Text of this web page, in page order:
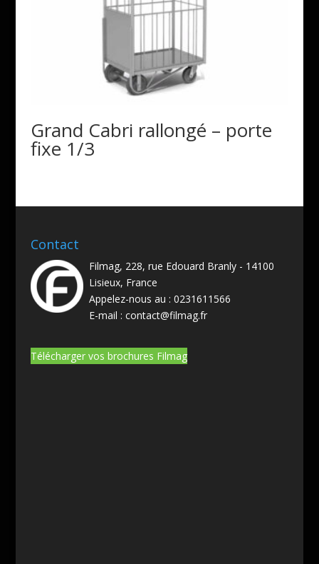
Grand Cabri rallongé – porte
fixe 1/3
Contact
Filmag, 228, rue Edouard Branly - 14100
Lisieux, France
Appelez-nous au : 0231611566
E-mail : contact@filmag.fr
Télécharger vos brochures Filmag